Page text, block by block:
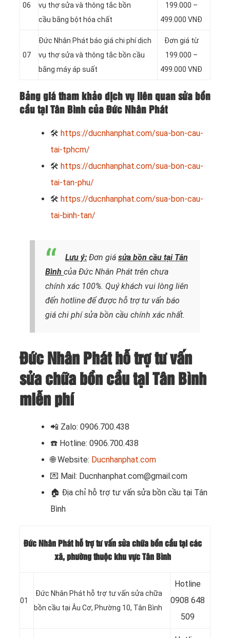
06
vụ thợ sửa và thông tắc bồn
cầu bằng bột hóa chất
199.000 –
499.000 VNĐ
07
Đức Nhân Phát báo giá chi phí dịch
vụ thợ sửa và thông tắc bồn cầu
bằng máy áp suất
Đơn giá từ
199.000 –
499.000 VNĐ
Bảng giá tham khảo dịch vụ liên quan sửa bồn
cầu tại Tân Bình của Đức Nhân Phát
🛠 https://ducnhanphat.com/sua-bon-cau-
tai-tphcm/
🛠 https://ducnhanphat.com/sua-bon-cau-
tai-tan-phu/
🛠 https://ducnhanphat.com/sua-bon-cau-
tai-binh-tan/
Lưu ý: Đơn giá sửa bồn cầu tại Tân
Bình của Đức Nhân Phát trên chưa
chính xác 100%. Quý khách vui lòng liên
đến hotline để được hỗ trợ tư vấn báo
giá chi phí sửa bồn cầu chính xác nhất.
Đức Nhân Phát hỗ trợ tư vấn
sửa chữa bồn cầu tại Tân Bình
miễn phí
📲 Zalo: 0906.700.438
☎️ Hotline: 0906.700.438
🌐 Website: Ducnhanphat.com
💌 Mail: Ducnhanphat.com@gmail.com
🏠 Địa chỉ hỗ trợ tư vấn sửa bồn cầu tại Tân
Bình
Đức Nhân Phát hỗ trợ tư vấn sửa chữa bồn cầu tại các
xã, phường thuộc khu vực Tân Bình
01
Đức Nhân Phát hỗ trợ tư vấn sửa chữa
bồn cầu tại Âu Cơ, Phường 10, Tân Bình
Hotline
0908 648
509